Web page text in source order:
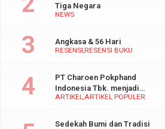
NEWS
Tiga Negara
RESENSI RESENSI BUKU
Angkasa & 56 Hari
ARTIKELARTIKEL POPULER
PT Charoen Pokphand
Indonesia Tbk. menjadi
inspirasi Bagi UMKM di
Sedekah Bumi dan Tradisi